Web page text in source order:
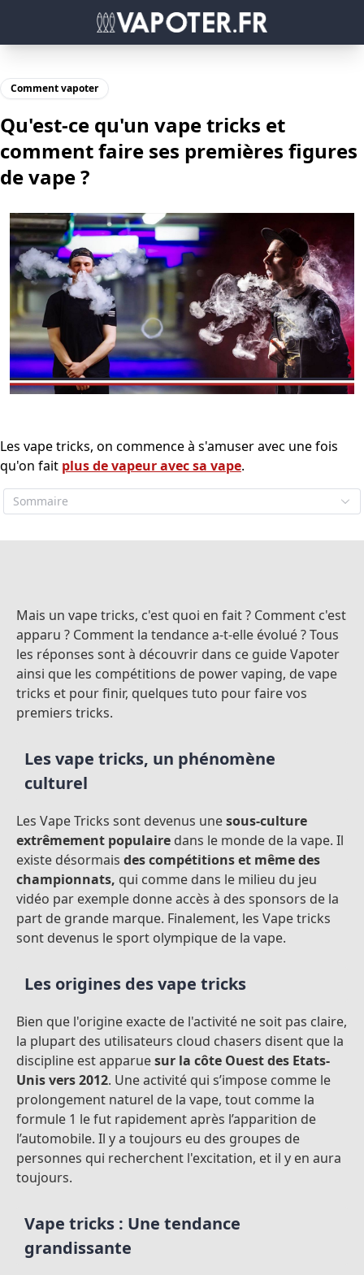
Qu'est-ce qu'un vape tricks et
comment faire ses premières figures
de vape ?
Comment vapoter
Les vape tricks, on commence à s'amuser avec une fois
qu'on fait plus de vapeur avec sa vape.
Sommaire
Mais un vape tricks, c'est quoi en fait ? Comment c'est
apparu ? Comment la tendance a-t-elle évolué ? Tous
les réponses sont à découvrir dans ce guide Vapoter
ainsi que les compétitions de power vaping, de vape
tricks et pour finir, quelques tuto pour faire vos
premiers tricks.
Les vape tricks, un phénomène
culturel
Les Vape Tricks sont devenus unesous-culture
extrêmement populaire dans le monde de la vape. Il
existe désormais des compétitions et mêmedes
championnats, qui comme dans le milieu du jeu
vidéo par exemple donne accès à des sponsors de la
part de grande marque. Finalement, les Vape tricks
sont devenus le sport olympique de la vape.
Les origines des vape tricks
Bien que l'origine exacte de l'activité ne soit pas claire,
la plupart des utilisateurs cloud chasers disent que la
discipline est apparuesur la côte Ouest des Etats-
Unis vers 2012. Une activité qui s’impose comme le
prolongement naturel de la vape, tout comme la
formule 1 le fut rapidement après l’apparition de
l’automobile. Il y a toujours eu des groupes de
personnes qui recherchent l'excitation, et il y en aura
toujours.
Vape tricks : Une tendance
grandissante